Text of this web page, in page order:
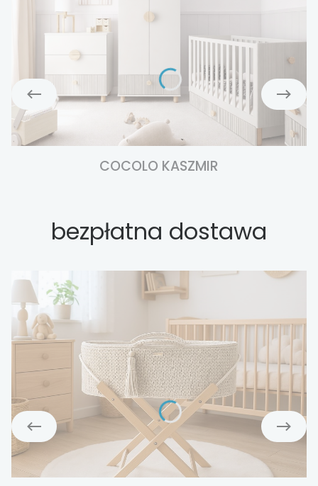
COCOLO KASZMIR
bezpłatna dostawa